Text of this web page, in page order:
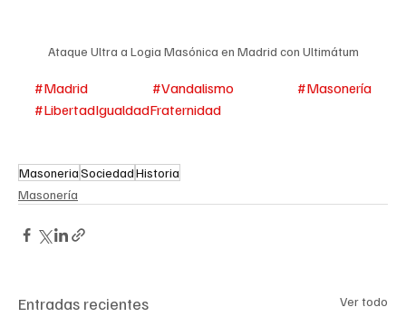
Ataque Ultra a Logia Masónica en Madrid con Ultimátum
#Madrid #Vandalismo
#Masonería
#LibertadIgualdadFraternidad
MasoneriaSociedadHistoria
Masonería
Entradas recientes Ver todo